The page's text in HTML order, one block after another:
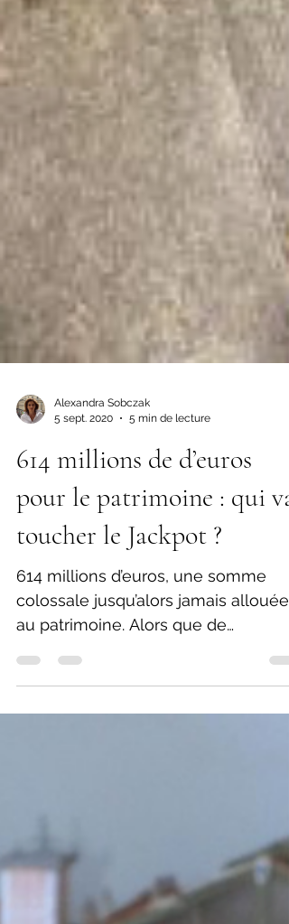
5 sept. 2020
5 min de lecture
614 millions de d’euros
pour le patrimoine : qui va
toucher le Jackpot ?
614 millions d’euros, une somme
colossale jusqu’alors jamais allouée
au patrimoine. Alors que de
nombreux médias encensent cette
mesure...